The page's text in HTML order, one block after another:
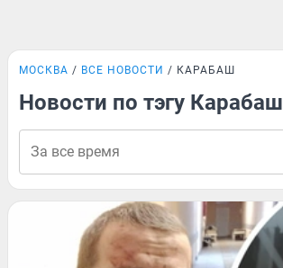
МОСКВА ВСЕ НОВОСТИ КАРАБАШ
Новости по тэгу Карабаш